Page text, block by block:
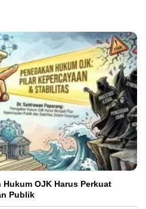
Hukum OJK Harus Perkuat
Publik